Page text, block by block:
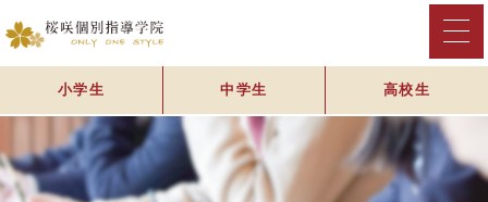
小学生 中学生 高校生